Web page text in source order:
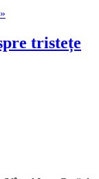
tristețe